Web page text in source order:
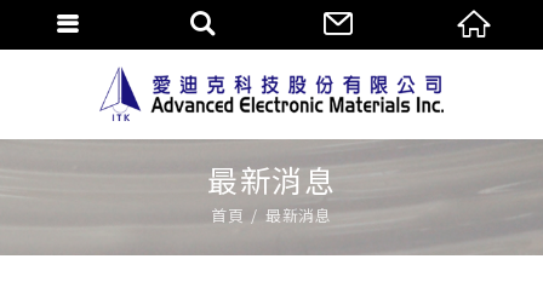
最新消息
首頁 最新消息